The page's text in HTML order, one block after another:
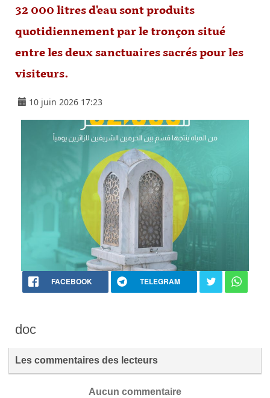
32 000 litres d'eau sont produits
quotidiennement par le tronçon situé
entre les deux sanctuaires sacrés pour les
visiteurs.
10 juin 2026 17:23
FACEBOOK TELEGRAM
doc
Les commentaires des lecteurs
Aucun commentaire